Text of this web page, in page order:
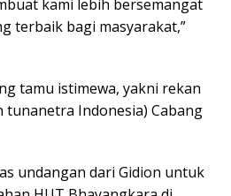
kami lebih bersemangat
terbaik bagi masyarakat,”
tamu istimewa, yakni rekan
Indonesia) Cabang
undangan dari Gidion untuk